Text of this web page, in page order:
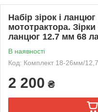
Набір зірок і
мототрактора.
ланцюг 12.7 мм 68
В наявності
Код: Комплект 18-26мм/
2 200 ₴